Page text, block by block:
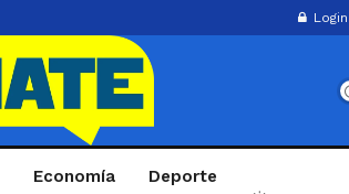
Login
Economía Deporte